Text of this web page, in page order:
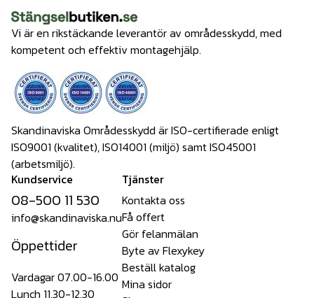
Vi är en rikstäckande leverantör av områdesskydd, med
kompetent och effektiv montagehjälp.
Skandinaviska Områdesskydd är ISO-certifierade enligt
ISO9001 (kvalitet), ISO14001 (miljö) samt ISO45001
(arbetsmiljö).
Kundservice
08-500 11 530
info@skandinaviska.nu
Öppettider
Vardagar 07.00-16.00
Lunch 11.30-12.30
Tjänster
Kontakta oss
Få offert
Gör felanmälan
Byte av Flexykey
Beställ katalog
Mina sidor